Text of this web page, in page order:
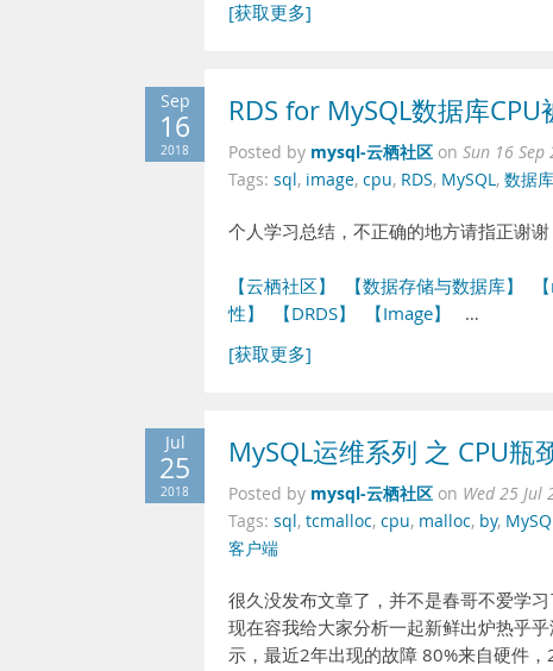
[获取更多]
Sep
16
2018
RDS for MySQL数据库
Posted by mysql-云栖社区 on Sun 16 Sep
Tags: sql, image, cpu, RDS, MySQL, 数据库
个人学习总结，不正确的地方请指正谢谢
【云栖社区】 【数据存储与数据库】
性】
【DRDS】 【Image】
…
[获取更多]
Jul
25
2018
MySQL运维系列 之 CPU瓶
Posted by mysql-云栖社区 on Wed 25 Jul
Tags: sql, tcmalloc, cpu, malloc, by,
客户端
很久没发布文章了，并不是春哥不爱学
现在容我给大家分析一起新鲜出炉热乎
示，最近2年出现的故障 80%来自硬件